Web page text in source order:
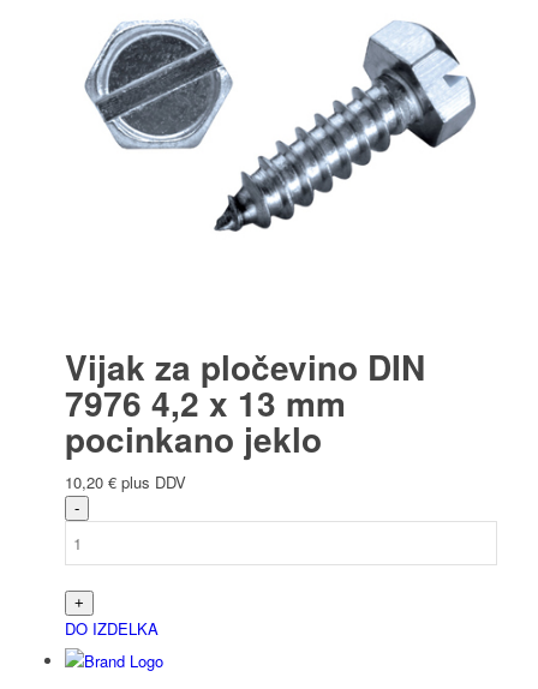
Vijak za pločevino DIN
7976 4,2 x 13 mm
pocinkano jeklo
10,20 € plus DDV
DO IZDELKA